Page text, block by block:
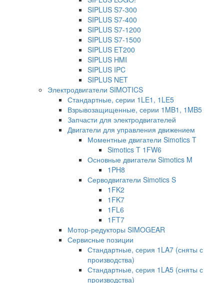
SIPLUS S7-300
SIPLUS S7-400
SIPLUS S7-1200
SIPLUS S7-1500
SIPLUS ET200
SIPLUS HMI
SIPLUS IPC
SIPLUS NET
Электродвигатели SIMOTICS
Стандартные, серии 1LE1, 1LE5
Взрывозащищенные, серии 1MB1, 1MB5
Запчасти для электродвигателей
Двигатели для управления движением
Моментные двигатели Simotics T
Simotics T 1FW6
Основные двигатели Simotics M
1PH8
Серводвигатели Simotics S
1FK2
1FK7
1FL6
1FT7
Мотор-редукторы SIMOGEAR
Сервисные позиции
Стандартные, серия 1LA7 (сняты с
производства)
Стандартные, серия 1LA5 (сняты с
производства)